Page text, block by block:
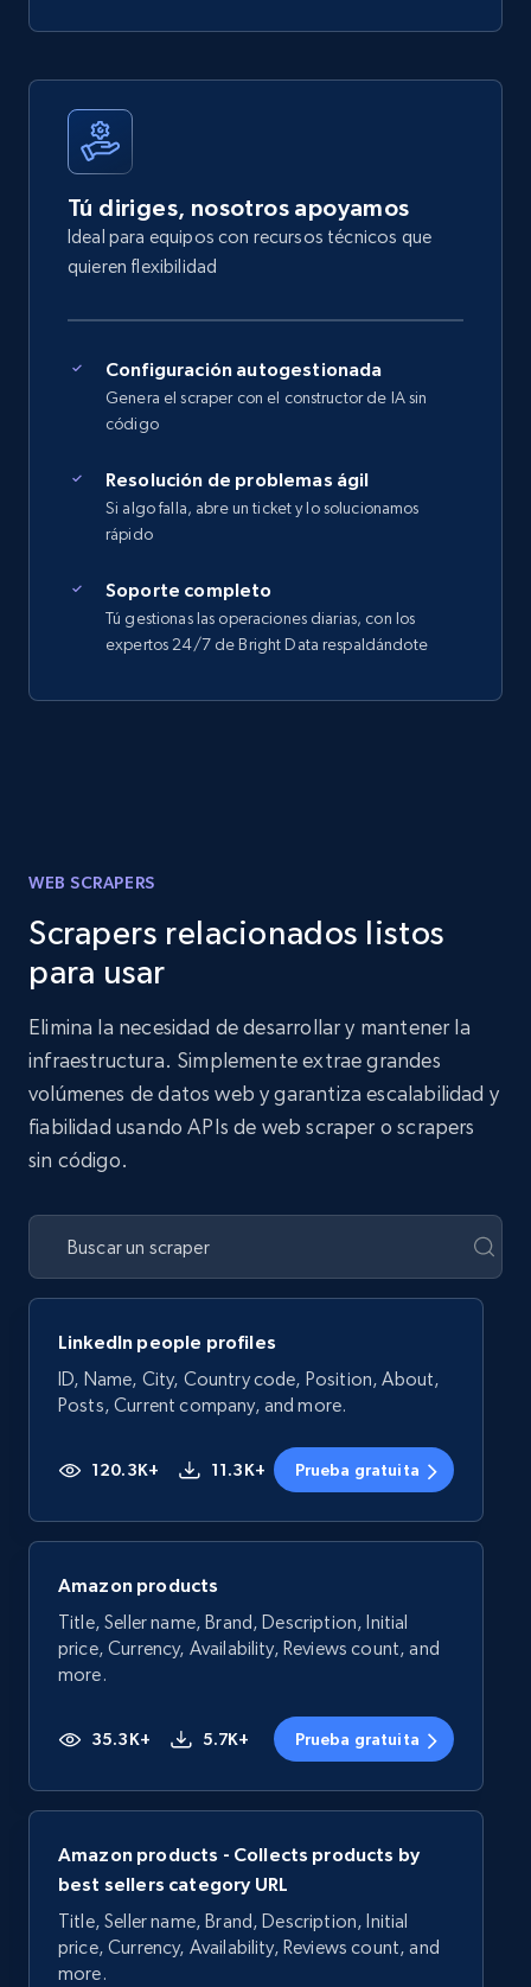
Tú diriges, nosotros apoyamos
Ideal para equipos con recursos técnicos que
quieren flexibilidad
Configuración autogestionada
Genera el scraper con el constructor de IA sin
código
Resolución de problemas ágil
Si algo falla, abre un ticket y lo solucionamos
rápido
Soporte completo
Tú gestionas las operaciones diarias, con los
expertos 24/7 de Bright Data respaldándote
WEB SCRAPERS
Scrapers relacionados listos
para usar
Elimina la necesidad de desarrollar y mantener la
infraestructura. Simplemente extrae grandes
volúmenes de datos web y garantiza escalabilidad y
fiabilidad usando APIs de web scraper o scrapers
sin código.
LinkedIn people profiles
ID, Name, City, Country code, Position, About,
Posts, Current company, and more.
120.3K+ 11.3K+ Prueba gratuita
Amazon products
Title, Seller name, Brand, Description, Initial
price, Currency, Availability, Reviews count, and
more.
35.3K+ 5.7K+ Prueba gratuita
Amazon products - Collects products by
best sellers category URL
Title, Seller name, Brand, Description, Initial
price, Currency, Availability, Reviews count, and
more.